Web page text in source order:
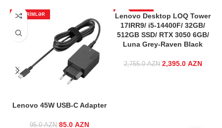
ENDIRIMLƏR
Lenovo 45W USB-C Adapter
95.0AZN Original price
85.0 AZN
ENDIRIMLƏR
Lenovo Desktop LOQ Tower
17IRR9/ i5-14400F/ 32GB/
512GB SSD/ RTX 3050 6GB/
Luna Grey-Raven Black
2,755.0AZN
Original price
2,395.0 AZN